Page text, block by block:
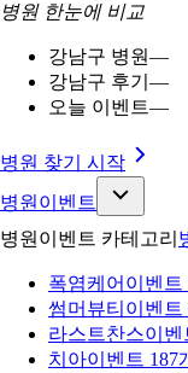
병원 한눈에 비교
강남구 병원—
강남구 후기 —
오늘 이벤트—
병원 찾기 시작
병원이벤트
병원이벤트 카테고리
폭염케어 이벤트
썸머뷰티 이벤트
라스트찬스이벤
치아이벤트 187